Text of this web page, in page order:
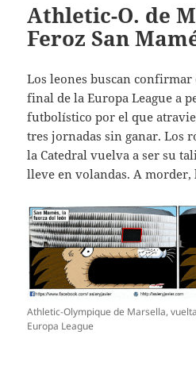
Athletic-O. de
Feroz San
Los leones buscan confirmar
final de la Europa League a
futbolístico por el que
tres jornadas sin ganar. Los
la Catedral vuelva a ser su
lleve en volandas. A morder,
Athletic-Olympique de Marsella,
Europa League